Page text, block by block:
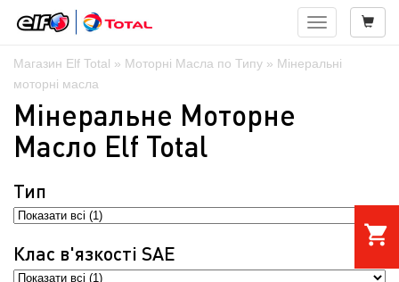
Магазин Elf Total » Моторні Масла по Типу » Мінеральні
моторні масла
Мінеральне Моторне
Масло Elf Total
Тип
Клас в'язкостi SAE
Навигация
shopping_cart